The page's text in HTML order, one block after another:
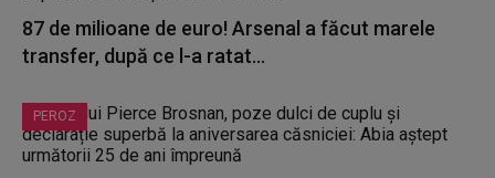
87 de milioane de euro! Arsenal a făcut marele
transfer, după ce l-a ratat...
PEROZ